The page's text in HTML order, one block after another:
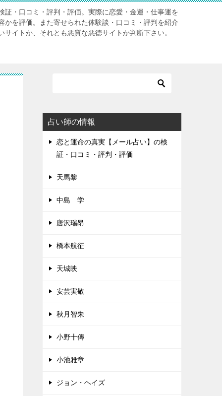
証・口コミ・評判・評価。実際に恋愛・金運・仕事運を
かを評価。また寄せられた体験談・口コミ・評判を紹介
イトか、それとも悪質な悪徳サイトか判断下さい。
占い師の情報
恋と運命の真実【メール占い】の検
証・口コミ・評判・評価
天馬黎
中島 学
唐沢瑞昂
橋本航征
天城映
安芸実敬
秋月智朱
小野十傳
小池雅章
ジョン・ヘイズ